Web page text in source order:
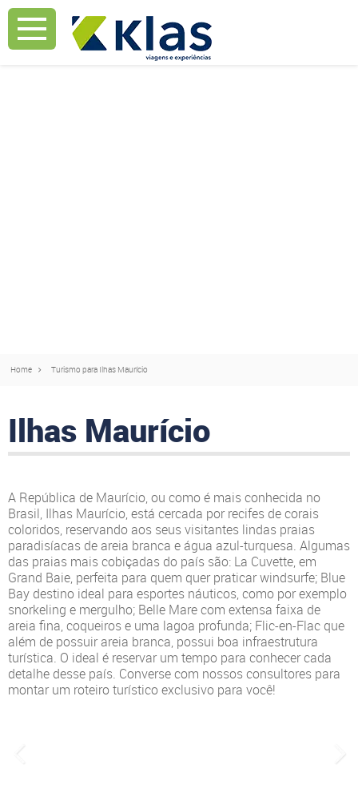
Mostrar Aviso
Home Turismo para Ilhas Maurício
Ilhas Maurício
A República de Maurício, ou como é mais conhecida no
Brasil, Ilhas Maurício, está cercada por recifes de corais
coloridos, reservando aos seus visitantes lindas praias
paradisíacas de areia branca e água azul-turquesa. Algumas
das praias mais cobiçadas do país são: La Cuvette, em
Grand Baie, perfeita para quem quer praticar windsurfe; Blue
Bay destino ideal para esportes náuticos, como por exemplo
snorkeling e mergulho; Belle Mare com extensa faixa de
areia fina, coqueiros e uma lagoa profunda; Flic-en-Flac que
além de possuir areia branca, possui boa infraestrutura
turística. O ideal é reservar um tempo para conhecer cada
detalhe desse país. Converse com nossos consultores para
montar um roteiro turístico exclusivo para você!